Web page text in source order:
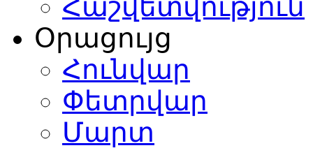
Հաշվետվություն
Օրացույց
Հունվար
Փետրվար
Մարտ